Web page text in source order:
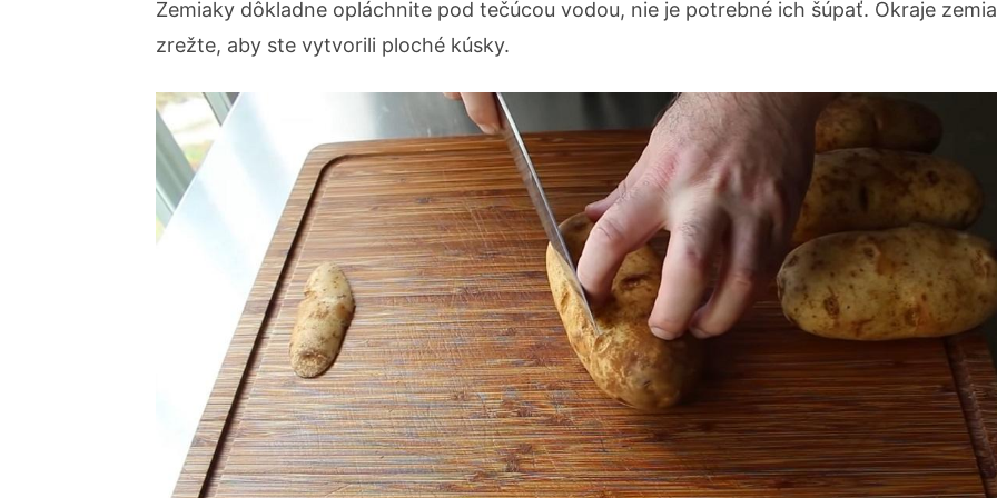
Zemiaky dôkladne opláchnite pod tečúcou vodou, nie je potrebné ich šúpať. Okraje
zrežte, aby ste vytvorili ploché kúsky.